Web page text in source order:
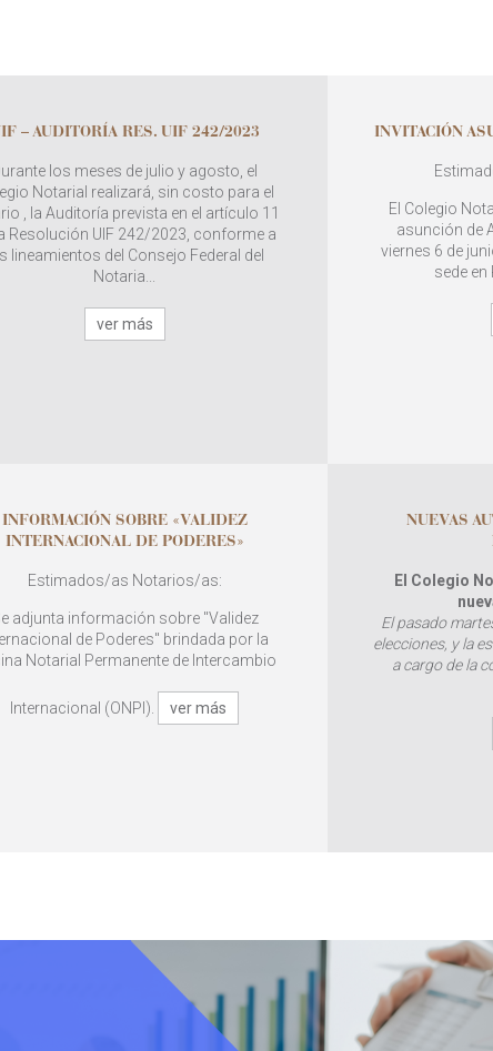
– AUDITORÍA RES. UIF 242/2023
los meses de julio y agosto, el
Notarial realizará, sin costo para el
, la Auditoría prevista en el artículo 11
Resolución UIF 242/2023, conforme a
lineamientos del Consejo Federal del
Notaria...
ver más
INVITACIÓN
El Colegio
asunción de
viernes 6 de
sede en
INFORMACIÓN SOBRE «VALIDEZ
INTERNACIONAL DE PODERES»
Estimados/as Notarios/as:
adjunta información sobre "Validez
de Poderes" brindada por la
Notarial Permanente de Intercambio
Internacional (ONPI). ver más
NUEVAS
El Colegio
El pasado
elecciones, y la
a cargo de la